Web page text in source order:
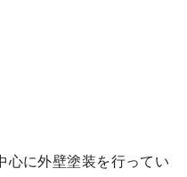
心に外壁塗装を行ってい